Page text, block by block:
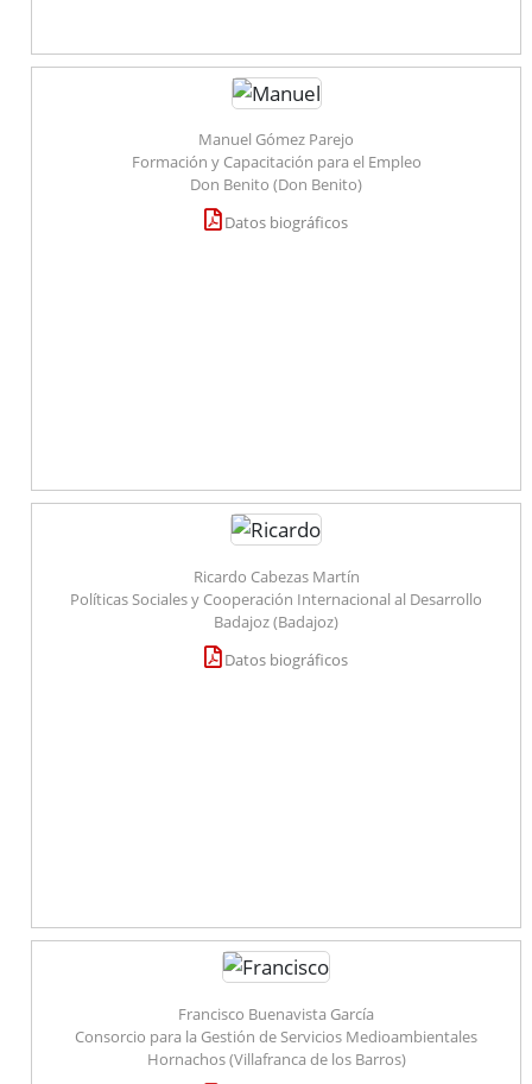
Manuel Gómez Parejo
Formación y Capacitación para el Empleo
Don Benito (Don Benito)
Datos biográficos
Ricardo Cabezas Martín
Políticas Sociales y Cooperación Internacional al Desarrollo
Badajoz (Badajoz)
Datos biográficos
Francisco Buenavista García
Consorcio para la Gestión de Servicios Medioambientales
Hornachos (Villafranca de los Barros)